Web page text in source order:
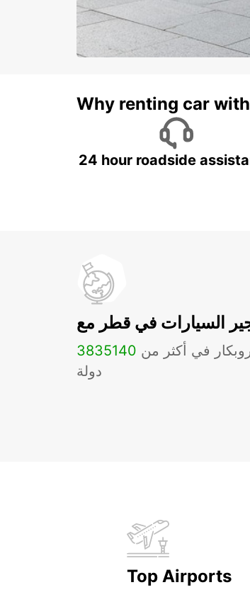
Why renting car
24 hour roadside
3835 في أكثر من 140
دولة
Top Airports